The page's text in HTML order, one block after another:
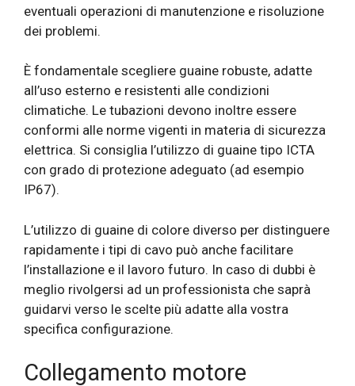
eventuali operazioni di manutenzione e risoluzione
dei problemi.
È fondamentale scegliere guaine robuste, adatte
all’uso esterno e resistenti alle condizioni
climatiche. Le tubazioni devono inoltre essere
conformi alle norme vigenti in materia di sicurezza
elettrica. Si consiglia l’utilizzo di guaine tipo ICTA
con grado di protezione adeguato (ad esempio
IP67).
L’utilizzo di guaine di colore diverso per distinguere
rapidamente i tipi di cavo può anche facilitare
l’installazione e il lavoro futuro. In caso di dubbi è
meglio rivolgersi ad un professionista che saprà
guidarvi verso le scelte più adatte alla vostra
specifica configurazione.
Collegamento motore